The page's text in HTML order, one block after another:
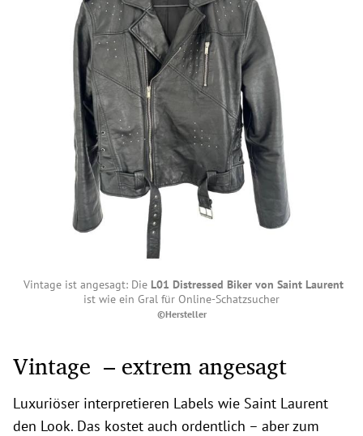
Vintage ist angesagt: Die L01 Distressed Biker von Saint Laurent
ist wie ein Gral für Online-Schatzsucher
©Hersteller
Vintage – extrem angesagt
Luxuriöser interpretieren Labels wie Saint Laurent
den Look. Das kostet auch ordentlich – aber zum